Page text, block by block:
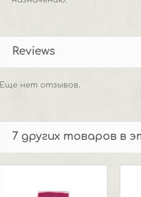
Reviews
Еще нет отзывов.
7 других товаров в